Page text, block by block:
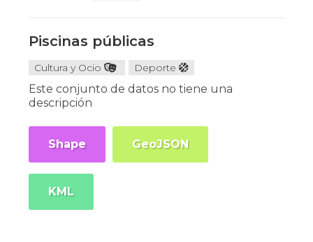
Piscinas públicas
Cultura y Ocio Deporte
Este conjunto de datos no tiene una
descripción
Shape GeoJSON
KML